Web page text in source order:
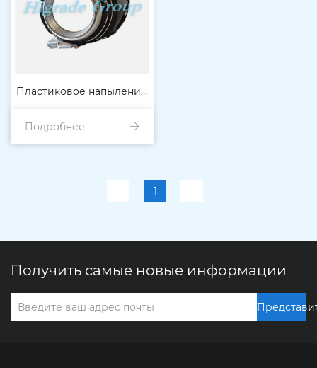
Пластиковое напыление
на автозапчасти
Подробнее
1
Получить самые новые информации